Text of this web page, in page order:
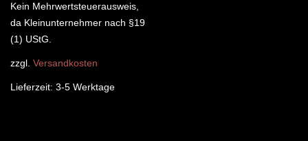
Kein Mehrwertsteuerausweis,
da Kleinunternehmer nach §19
(1) UStG.
zzgl. Versandkosten
Lieferzeit: 3-5 Werktage